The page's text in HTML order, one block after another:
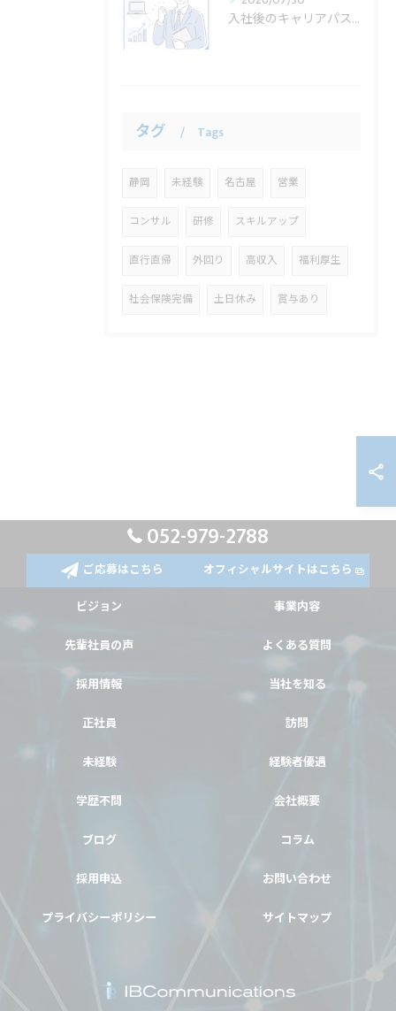
入社後のキャリアパスについて
タグ Tags
静岡 未経験 名古屋 営業
コンサル 研修 スキルアップ
直行直帰 外回り 高収入 福利厚生
社会保険完備 土日休み 賞与あり
052-979-2788
ご応募はこちら オフィシャルサイトはこちら
ビジョン
事業内容
先輩社員の声
よくある質問
採用情報
当社を知る
正社員
訪問
未経験
経験者優遇
学歴不問
会社概要
ブログ
コラム
採用申込
お問い合わせ
プライバシーポリシー
サイトマップ